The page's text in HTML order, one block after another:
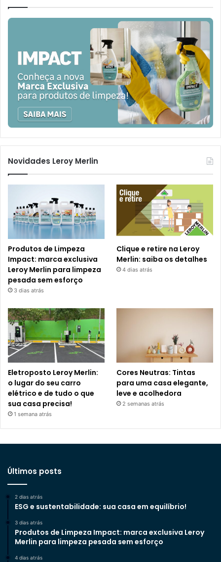
Novidades Leroy Merlin
Produtos de Limpeza
Impact: marca exclusiva
Leroy Merlin para limpeza
pesada sem esforço
3 dias atrás
Clique e retire na Leroy
Merlin: saiba os detalhes
4 dias atrás
Eletroposto Leroy Merlin:
o lugar do seu carro
elétrico e de tudo o que
sua casa precisa!
1 semana atrás
Cores Neutras: Tintas
para uma casa elegante,
leve e acolhedora
2 semanas atrás
Últimos posts
2 dias atrás
ESG e sustentabilidade: sua casa em equilíbrio!
3 dias atrás
Produtos de Limpeza Impact: marca exclusiva Leroy
Merlin para limpeza pesada sem esforço
4 dias atrás